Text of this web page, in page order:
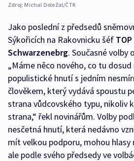
Zdroj: Michal Doležal/ČTK
Jako poslední z předsedů
Sýkořicích na Rakovnicku šéf
Schwarzenebrg. Současné volby
„Máme něco nového, co tu dosud
populistické hnutí s jedním
člověkem, který vydává spoustu
strana vůdcovského typu, nikoliv
strana,“ řekl novinářům. Volby
nesčetná hnutí, která nedávno
mít velkou podporu, mohou hlasy
ale podle svého předsedy ve